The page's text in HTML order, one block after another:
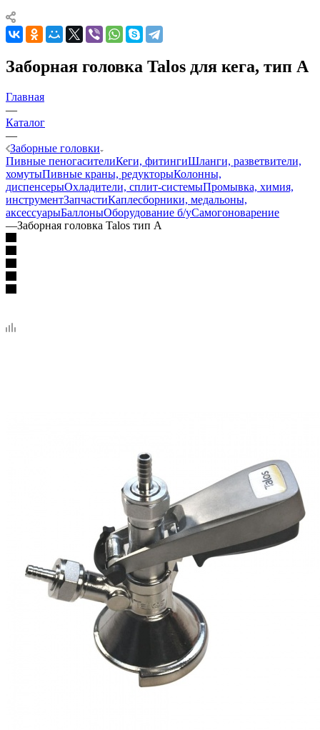
Заборная головка Talos для кега, тип А
Главная
—
Каталог
—
Заборные головки
Пивные пеногасителиКеги, фитингиШланги, разветвители,
хомутыПивные краны, редукторыКолонны,
диспенсерыОхладители, сплит-системыПромывка, химия,
инструментЗапчастиКаплесборники, медальоны,
аксессуарыБаллоныОборудование б/уСамогоноварение
—Заборная головка Talos тип A